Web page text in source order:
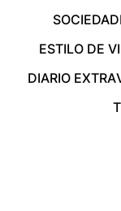
SOCIEDAD
ESTILO DE
DIARIO EXTRA